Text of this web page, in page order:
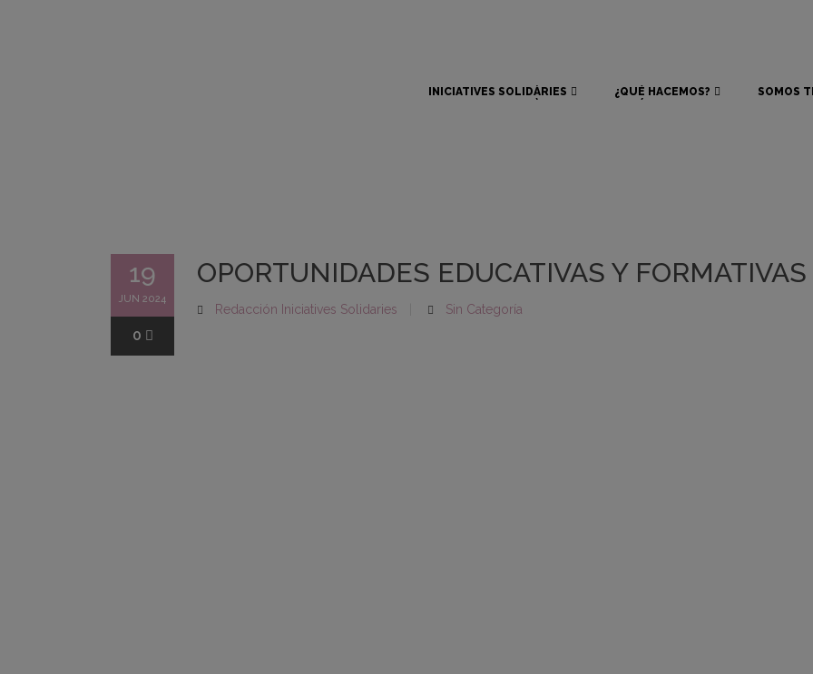
INICIATIVES SOLIDÀRIES
¿QUÉ HACEMOS?
SOMOS
19
JUN 2024
0
OPORTUNIDADES EDUCATIVAS Y FORMATIVAS
Redacción Iniciatives Solidaries Sin Categoría